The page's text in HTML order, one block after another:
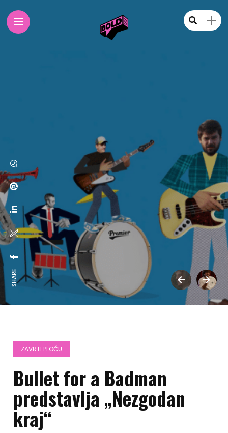
SHARE:
ZAVRTI PLOČU
Bullet for a Badman
predstavlja „Nezgodan
kraj“